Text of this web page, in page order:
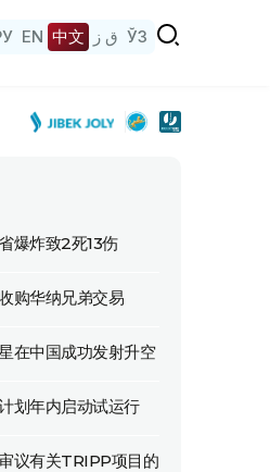
EN 中文 ق ز ЎЗ
爆炸致2死13伤
购华纳兄弟交易
在中国成功发射升空
划年内启动试运行
议有关TRIPP项目的